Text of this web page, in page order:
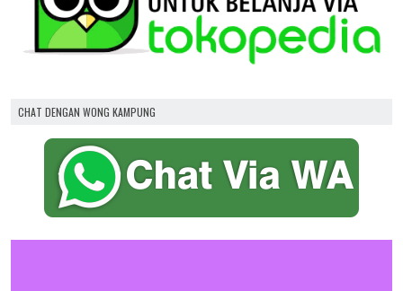
CHAT DENGAN WONG KAMPUNG